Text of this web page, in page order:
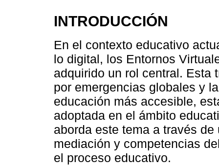
INTRODUCCIÓN
En el contexto educativo
lo digital, los Entornos
adquirido un rol central. Esta
por emergencias globales y
educación más accesible,
adoptada en el ámbito
aborda este tema a través
mediación y competencias
el proceso educativo.